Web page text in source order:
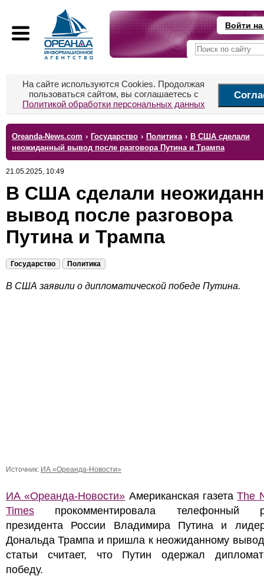
Войти
На сайте используются Cookies. Продолжая
пользоваться сайтом, вы соглашаетесь с
Политикой обработки персональных данных
Oreanda-News.com › Государство › Политика › В США сделали
неожиданный вывод после разговора Путина и Трампа
21.05.2025, 10:49
В США сделали
вывод после разговора
Путина и Трампа
Государство Политика
В США заявили о дипломатической победе Путина.
Источник: ИА «Ореанда-Новости»
ИА «Ореанда-Новости» Американская газетаThe
Times прокомментировала телефонный
президента России Владимира Путина и
Дональда Трампа и пришла к неожиданному
статьи считает, что Путин одержал
победу.